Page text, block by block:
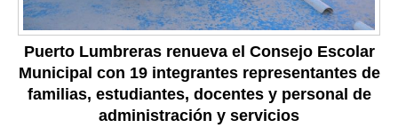
Puerto Lumbreras renueva el Consejo Escolar
Municipal con 19 integrantes representantes de
familias, estudiantes, docentes y personal de
administración y servicios